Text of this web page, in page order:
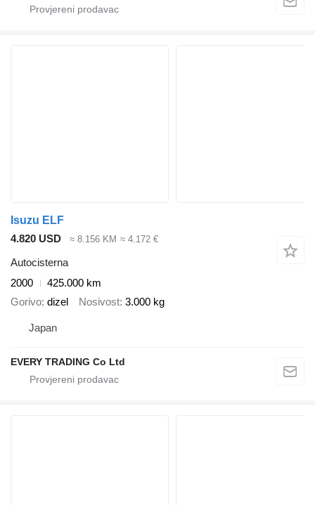
Isuzu ELF
4.820 USD
≈ 8.156 KM ≈ 4.172 €
Autocisterna
2000
425.000 km
Gorivo dizel Nosivost 3.000 kg
Japan
EVERY TRADING Co Ltd